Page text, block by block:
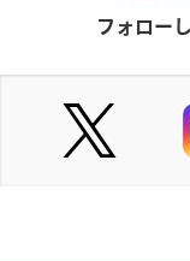
フォロー